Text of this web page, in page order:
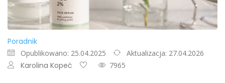
Poradnik
Opublikowano: 25.04.2025 Aktualizacja: 27.04.2026
Karolina Kopeć 7965